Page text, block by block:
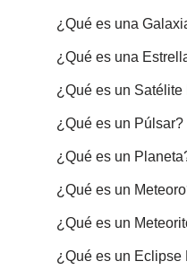
¿Qué es una
¿Qué es una
¿Qué es un Satélite
¿Qué es un Púlsar?
¿Qué es un
¿Qué es un
¿Qué es un
¿Qué es un Eclipse